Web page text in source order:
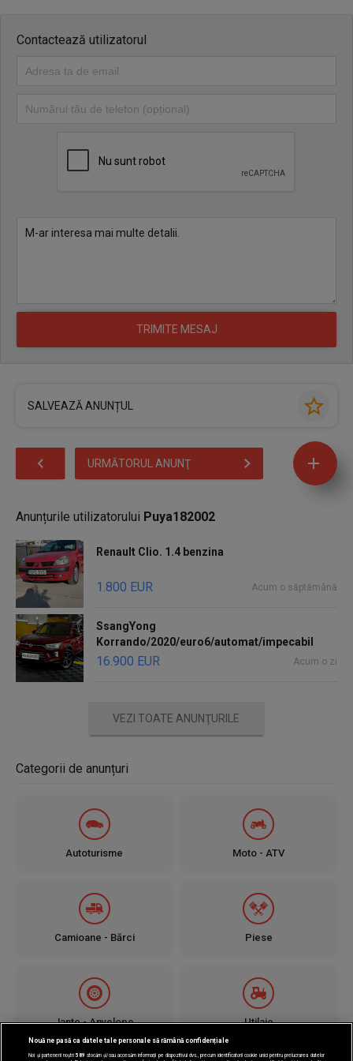
Contactează utilizatorul
SALVEAZĂ ANUNȚUL
URMĂTORUL ANUNŢ
Anunțurile utilizatorului Puya182002
Renault Clio. 1.4 benzina
1.800 EUR Acum o săptămână
SsangYong
Korrando/2020/euro6/automat/impecabil
16.900 EUR Acum o zi
VEZI TOATE ANUNŢURILE
Categorii de anunțuri
Autoturisme Moto - ATV
Camioane - Bărci Piese
Jante - Anvelope Utilaje
Nouă ne pasă ca datele tale personale să rămână confidențiale
Noi și partenerii noștri 589 stocăm și/sau accesăm informații pe dispozitivul dvs., precum identificatorii cookie unici pentru prelucrarea datelor